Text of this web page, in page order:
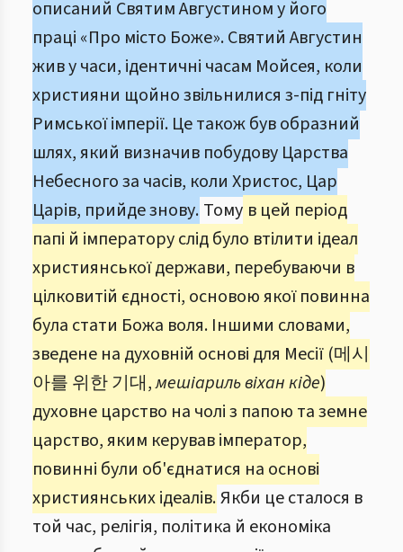
описаний Святим Августином у його
праці «Про місто Боже». Святий Августин
жив у часи, ідентичні часам Мойсея, коли
християни щойно звільнилися з-під гніту
Римської імперії. Це також був образний
шлях, який визначив побудову Царства
Небесного за часів, коли Христос, Цар
Царів, прийде знову. Тому в цей період
папі й імператору слід було втілити ідеал
християнської держави, перебуваючи в
цілковитій єдності, основою якої повинна
була стати Божа воля. Іншими словами,
зведене на духовній основі для Месії (메시
아를 위한 기대,мешіариль віхан кіде)
духовне царство на чолі з папою та земне
царство, яким керував імператор,
повинні були об'єднатися на основі
християнських ідеалів.Якби це сталося в
той час, релігія, політика й економіка